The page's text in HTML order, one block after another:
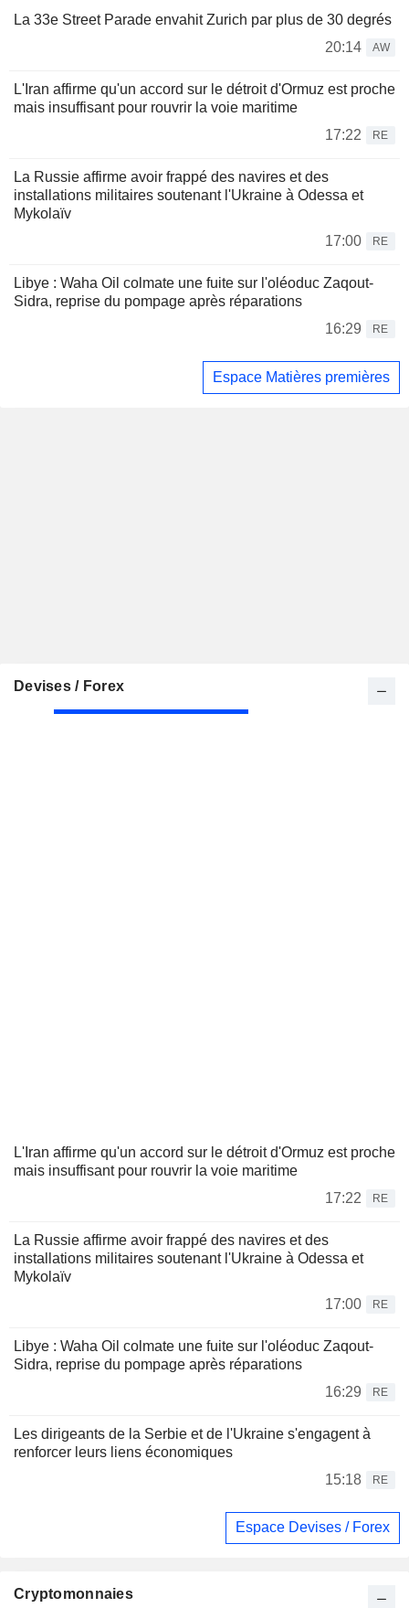
La 33e Street Parade envahit Zurich par plus de 30 degrés
20:14
AW
L'Iran affirme qu'un accord sur le détroit d'Ormuz est proche
mais insuffisant pour rouvrir la voie maritime
17:22
RE
La Russie affirme avoir frappé des navires et des
installations militaires soutenant l'Ukraine à Odessa et
Mykolaïv
17:00
RE
Libye : Waha Oil colmate une fuite sur l'oléoduc Zaqout-
Sidra, reprise du pompage après réparations
16:29
RE
Espace Matières premières
Devises / Forex
L'Iran affirme qu'un accord sur le détroit d'Ormuz est proche
mais insuffisant pour rouvrir la voie maritime
17:22
RE
La Russie affirme avoir frappé des navires et des
installations militaires soutenant l'Ukraine à Odessa et
Mykolaïv
17:00
RE
Libye : Waha Oil colmate une fuite sur l'oléoduc Zaqout-
Sidra, reprise du pompage après réparations
16:29
RE
Les dirigeants de la Serbie et de l'Ukraine s'engagent à
renforcer leurs liens économiques
15:18
RE
Espace Devises / Forex
Cryptomonnaies